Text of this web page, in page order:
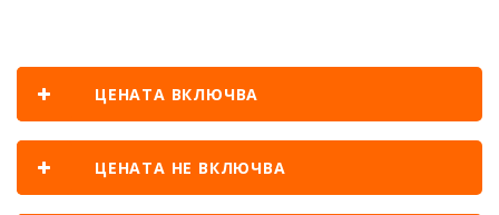
ЦЕНАТА ВКЛЮЧВА
ЦЕНАТА НЕ ВКЛЮЧВА